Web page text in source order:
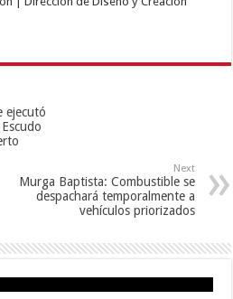
ejecutó
Next
Murga Baptista: Combustible se
despachará temporalmente a
vehículos priorizados